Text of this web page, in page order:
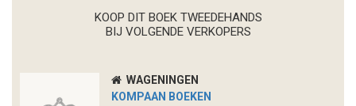
KOOP DIT BOEK TWEEDEHANDS
BIJ VOLGENDE VERKOPERS
WAGENINGEN
KOMPAAN BOEKEN